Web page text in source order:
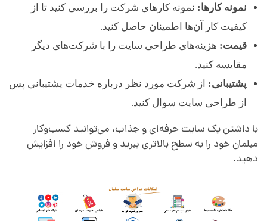
نمونه کارها: نمونه کارهای شرکت را بررسی کنید تا از
کیفیت کار آن‌ها اطمینان حاصل کنید.
قیمت: هزینه‌های طراحی سایت را با شرکت‌های دیگر
مقایسه کنید.
پشتیبانی: از شرکت مورد نظر درباره خدمات پشتیبانی پس
از طراحی سایت سوال کنید.
با داشتن یک سایت حرفه‌ای و جذاب، می‌توانید کسب‌وکار
مبلمان خود را به سطح بالاتری ببرید و فروش خود را افزایش
دهید.